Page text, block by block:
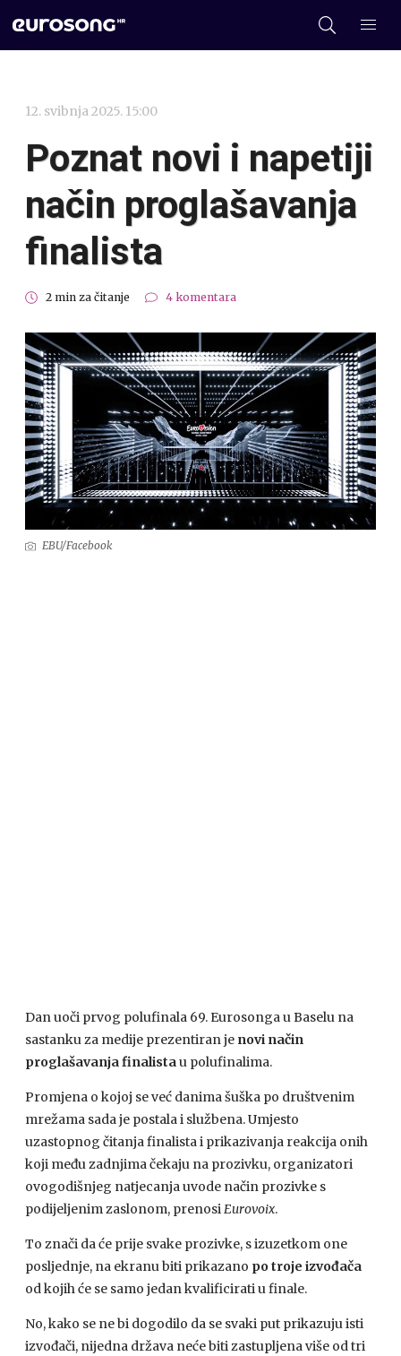
12. svibnja 2025. 15:00
Poznat novi i napetiji
način proglašavanja
finalista
2 min za čitanje 4 komentara
EBU/Facebook
Dan uoči prvog polufinala 69. Eurosonga u Baselu na
sastanku za medije prezentiran je novi način
proglašavanja finalistau polufinalima.
Promjena o kojoj se već danima šuška po društvenim
mrežama sada je postala i službena. Umjesto
uzastopnog čitanja finalista i prikazivanja reakcija onih
koji među zadnjima čekaju na prozivku, organizatori
ovogodišnjeg natjecanja uvode način prozivke s
podijeljenim zaslonom, prenosiEurovoix.
To znači da će prije svake prozivke, s izuzetkom one
posljednje, na ekranu biti prikazano po troje izvođača
od kojih će se samo jedan kvalificirati u finale.
No, kako se ne bi dogodilo da se svaki put prikazuju isti
izvođači, nijedna država neće biti zastupljena više od tri